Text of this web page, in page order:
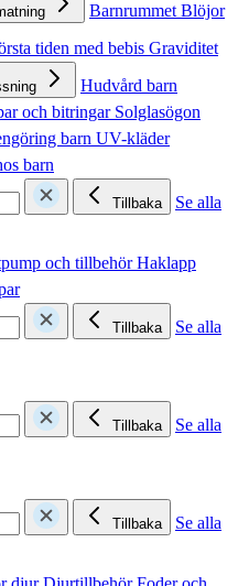
BarnrummetBlöjor
tiden med bebis Graviditet
Hudvård barn
och bitringar Solglasögon
barn UV-kläder
barn
Tillbaka
Se alla
och tillbehörHaklapp
Tillbaka
Se alla
Tillbaka
Se alla
Tillbaka
Se alla